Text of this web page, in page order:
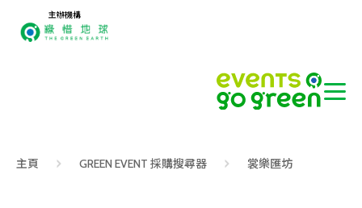
主辦機構
主頁 GREEN EVENT 採購搜尋器 裳樂匯坊